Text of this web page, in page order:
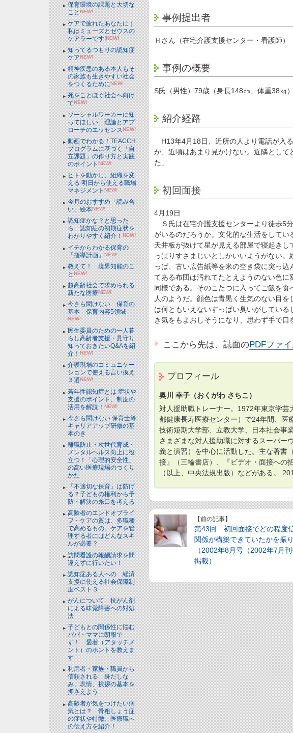
保育環境の課題と大切な
ことNEW!
ケアで疲れたあなたに｜
私はミューズとゼウスの
ケアラーです!NEW!
知ってるつもりの認知症
ケアNEW!
精神疾患のある本人もそ
の家族も生きやすい社会
をつくるためにNEW!
死をことほぐ社会へ向け
てNEW!
ソーシャルワーカーに知
ってほしい 理論とアプ
ローチのエッセンスNEW!
動画でわかる！TEACCH
プログラムに基づく「自
立課題」の作り方と実践
のポイントNEW!
ヒトを動かし、組織を変
える 明日から使える職場
マネジメントNEW!
今月のおすすめ「読み合
い」絵本NEW!
認知症かな？と思った
ら 認知症の初期症状を
わかりやすく紹介！NEW!
イチからわかる保育の
「指導計画」NEW!
教えて！ 境界知能のこ
とNEW!
超高齢社会で求められる
新たな医療NEW!
今さら聞けない 保育の
基本 保育内容5領域
NEW!
民生委員のための一人暮
らし高齢者支援・見守り
知っておきたいQ&Aを紹
介！NEW!
介護現場のコミュニケー
ションで使える言い換え
３選NEW!
若年性認知症とは 症状や
支援のポイント、制度の
活用を解説！NEW!
今さら聞けない 保育士等
キャリアアップ研修の基
本のき
離職防止・次世代育成・
メンタルヘルス向上に役
立つ！「心理的安全性」
の高い医療現場のつくり
かた
「不適切な保育」は防げ
る？子どもの権利から予
防・解決の糸口を考える
高齢者のエンドオブライ
フ・ケアの質は、多職種
で高めるもの。ケアを管
理する者にはどんなスキ
ルが必要？
訪問看護の報酬請求を間
違えずに行いたい！
認知症ある人への 経済
支援に使える社会保障制
度ベスト３
がんについて 抗がん剤
による味覚障害への対処
法
子どもとの関係性に悩む
パパ・ママに朗報で
す！ 愛着（アタッチメ
ント）のホントを教えま
す
利用者・家族・職員から
信頼される 身だしな
み、表情、挨拶の基本を
押さえよう
高齢者が気をつけたい病
気とは？ 骨粗しょう症
の症状や特徴、医療職へ
の伝え方を紹介！
事例提出者
Ｈさん（在宅介護支援センター・看護師）
事例の概要
S氏（男性）79歳（身長148㎝、体重38㎏）
紹介経路
H13年4月18日、近所の人より電話が入
が、近頃はあまり見かけない。近隣とし
た」
初回面接
4月19日
Ｓ氏は在宅介護支援センターより徒歩5
がいるのだろうか。文化的な生活をして
天井板が抜けて星が見える部屋で寝起き
っぱりすさまじいとしかいいようがない
っぱ、古い広告紙等を米の空き袋に突っ
てある布団は汚れてたとえようのない色
同様である。そのこたつに入ってご飯を
人のようだ。顔色は青黒く生気のない目
は何ともいえないすっぱい臭いがしてい
き気をもよおしそうになり、思わず手で口
ここから先は、誌面のPDFファ
プロフィール
奥川 幸子（おくがわ さちこ）
対人援助職トレーナー。1972年東京学
都健康長寿医療センター）で24年間、医
技術短期大学部、立教大学、日本社会事
さまざまな対人援助職に対するスーパー
義と演習）を中心に活動した。主な著書
接』（三輪書店）、『ビデオ・面接への
（以上、中央法規出版）などがある。
【前の記事】
第43回 初回面接でどの程度
関係が構築できていたかを振
（2002年8月号（2002年7月刊
掲載）